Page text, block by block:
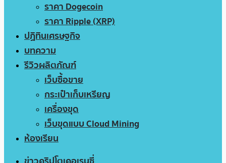
ราคา Dogecoin
ราคา Ripple (XRP)
ปฏิทินเศรษฐกิจ
บทความ
รีวิวผลิตภัณฑ์
เว็บซื้อขาย
กระเป๋าเก็บเหรียญ
เครื่องขุด
เว็บขุดแบบ Cloud Mining
ห้องเรียน